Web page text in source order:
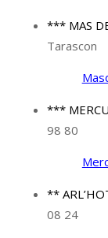
*** MAS
Tarascon
***
98 80
**
08 24